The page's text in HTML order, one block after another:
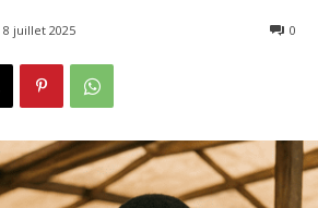
8 juillet 2025 0